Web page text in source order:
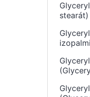
stearát)